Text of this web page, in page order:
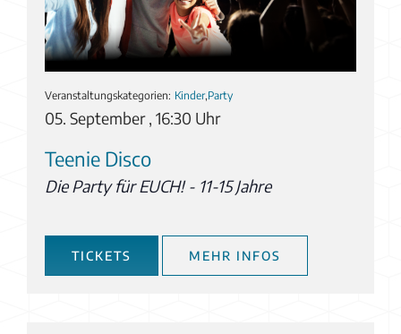
05. September , 16:30 Uhr
Veranstaltungskategorien: Kinder,Party
Teenie Disco
Die Party für EUCH! - 11-15 Jahre
TICKETS MEHR INFOS